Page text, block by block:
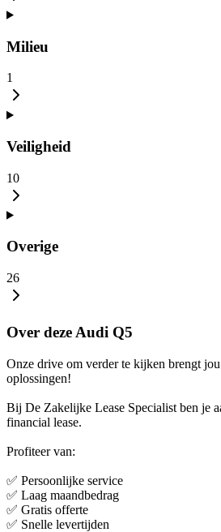
Milieu
1
Veiligheid
10
Overige
26
Over deze Audi Q5
Onze drive om verder te kijken brengt
oplossingen!
Bij De Zakelijke Lease Specialist ben je
financial lease.
Profiteer van:
✅ Persoonlijke service
✅ Laag maandbedrag
✅ Gratis offerte
✅ Snelle levertijden